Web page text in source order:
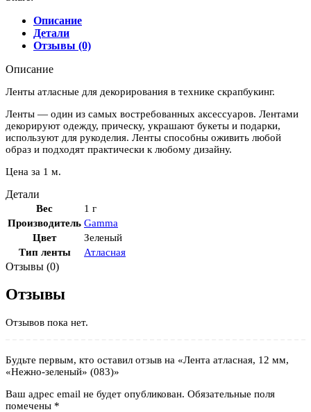
мм,
"Нежно-
зеленый"
(083)
Описание
Детали
Отзывы (0)
Описание
Ленты атласные для декорирования в технике скрапбукинг.
Ленты — один из самых востребованных аксессуаров. Лентами
декорируют одежду, прическу, украшают букеты и подарки,
используют для рукоделия. Ленты способны оживить любой
образ и подходят практически к любому дизайну.
Цена за 1 м.
Детали
Вес
1 г
Производитель Gamma
Цвет
Зеленый
Тип ленты
Атласная
Отзывы (0)
Отзывы
Отзывов пока нет.
Будьте первым, кто оставил отзыв на «Лента атласная, 12 мм,
«Нежно-зеленый» (083)»
Ваш адрес email не будет опубликован. Обязательные поля
помечены *